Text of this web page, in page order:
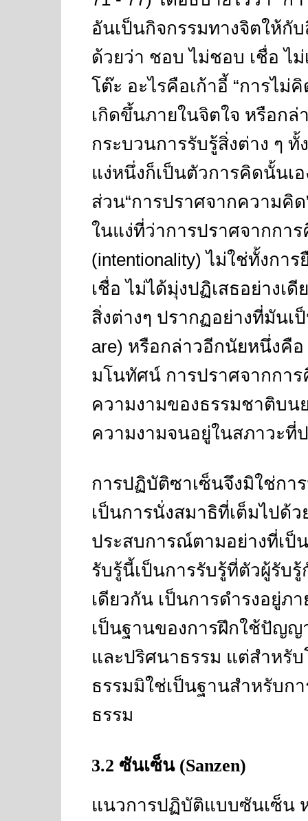
อันเป็นกิจกรรมทางจิตให้กั
ด้วยว่า ชอบ ไม่ชอบ เชื่อ ไ
โต๊ะ อะไรคือเก้าอี้ “การไม่คิ
เกิดขึ้นภายในจิตใจ หรือก
กระบวนการรับรู้สิ่งต่าง ๆ
แง่หนึ่งก็เป็นตัวการคิดนั้นเ
ส่วน“การปราศจากความคิด
ในแง่ที่ว่าการปราศจากกา
(intentionality)ไม่ใช่ทั้งการ
เชื่อ ไม่ได้มุ่งปฏิเสธอย่างเ
สิ่งต่างๆ ปรากฏอย่างที่มันเ
are) หรือกล่าวอีกนัยหนึ่งคือ
มโนทัศน์ การปราศจากกา
ความงามของธรรมชาติบน
ความงามจนอยู่ในสภาวะที่
การปฏิบัติซาเซ็นจึงมิใช่กา
เป็นการนั่งสมาธิที่เต็มไปด้
ประสบการณ์ตามอย่างที่เป็
รับรู้นี้เป็นการรับรู้ที่ตัวผู้รับ
เดียวกัน เป็นการดำรงอยู่ภ
เป็นฐานของการฝึกใช้ปัญ
และปริศนาธรรม แต่สำหรั
ธรรมมิใช่เป็นฐานสำหรับ
ธรรม
3.2 ซันเซ็น (Sanzen)
แนวการปฏิบัติแบบซันเซ็น